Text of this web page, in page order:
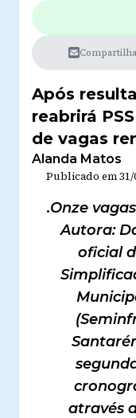
Após
reabrirá
de vagas
Alanda Matos
Publicado em31/
.Onze
Autora:
oficial
através